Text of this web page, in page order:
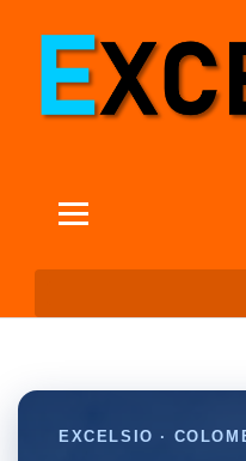
EXCELSIO ·